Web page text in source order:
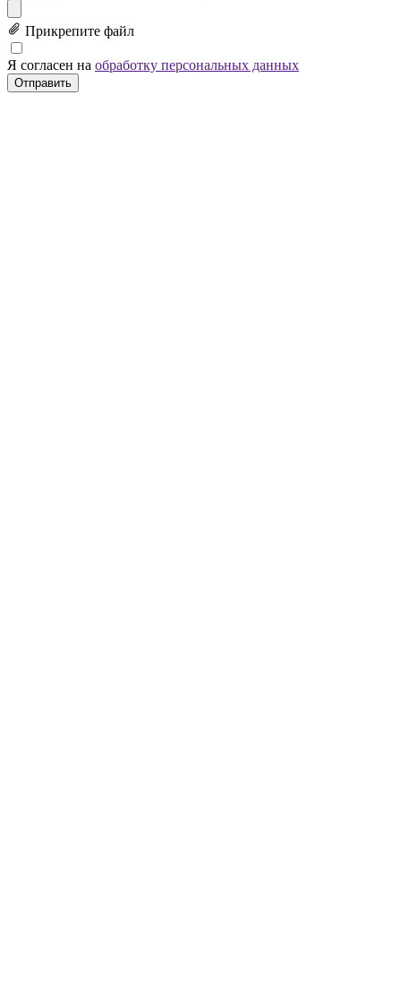
Прикрепите файл
Я согласен на обработку персональных данных